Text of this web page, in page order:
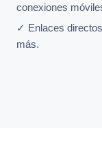
conexiones
✓ Enlaces
más.